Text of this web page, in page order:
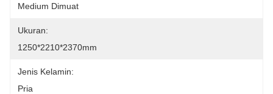
Medium Dimuat
Ukuran:
1250*2210*2370mm
Jenis Kelamin:
Pria